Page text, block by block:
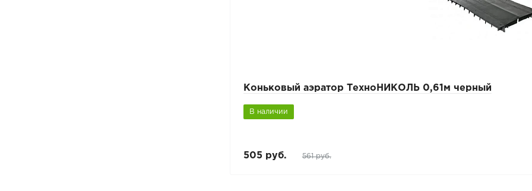
Коньковый аэратор ТехноНИКОЛЬ 0,61м черный
В наличии
505 руб. 561 руб.